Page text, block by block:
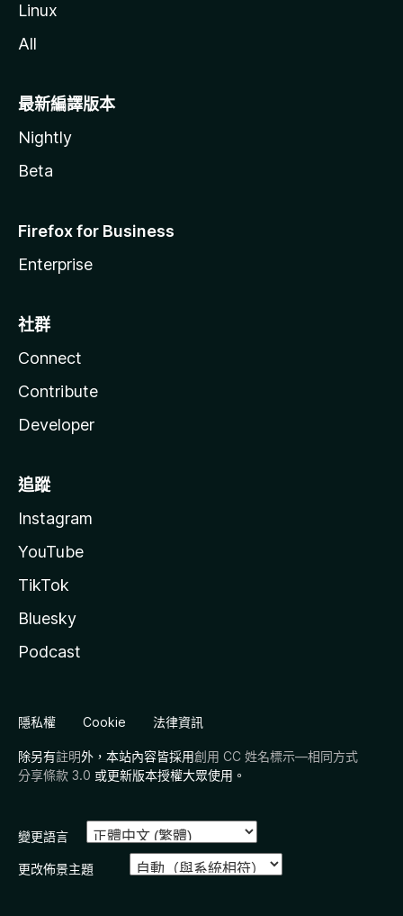
Linux
All
最新編譯版本
Nightly
Beta
Firefox for Business
Enterprise
社群
Connect
Contribute
Developer
追蹤
Instagram
YouTube
TikTok
Bluesky
Podcast
隱私權 Cookie 法律資訊
除另有註明外，本站內容皆採用創用 CC 姓名標示—相同方式
分享條款 3.0 或更新版本授權大眾使用。
變更語言
更改佈景主題